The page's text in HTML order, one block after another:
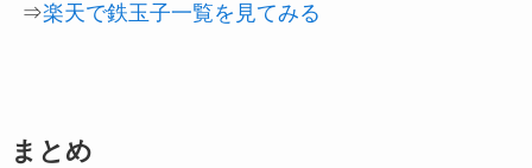
⇒楽天で鉄玉子一覧を見てみる
まとめ